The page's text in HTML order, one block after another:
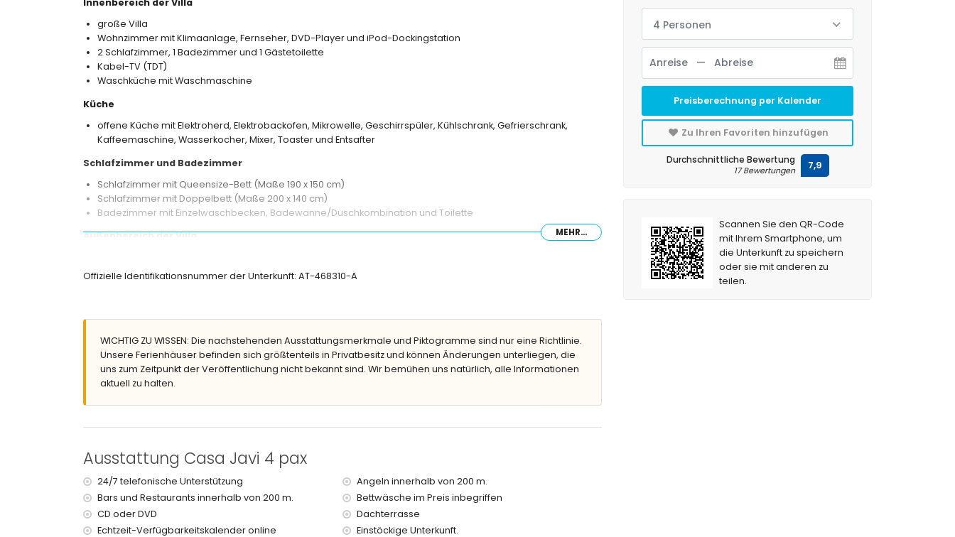
Innenbereich der Villa
große Villa
Wohnzimmer mit Klimaanlage, Fernseher, DVD-Player und iPod-Dockingstation
2 Schlafzimmer, 1 Badezimmer und 1 Gästetoilette
Kabel-TV (TDT)
Waschküche mit Waschmaschine
Küche
offene Küche mit Elektroherd, Elektrobackofen, Mikrowelle, Geschirrspüler, Kühlschrank, Gefrierschrank,
Kaffeemaschine, Wasserkocher, Mixer, Toaster und Entsafter
Schlafzimmer und Badezimmer
Schlafzimmer mit Queensize-Bett (Maße 190 x 150 cm)
Schlafzimmer mit Doppelbett (Maße 200 x 140 cm)
Badezimmer mit Einzelwaschbecken, Badewanne/Duschkombination und Toilette
Außenbereich der Villa
privater Pool mit einer Größe von 6 m x 3 m und 2 m Tiefe
Dachterrasse
Weitere Informationen
nächste Stadt: Jávea (innerhalb von 2 Kilometern von der Villa)
nächster Hafen: Nou Fontana, Jávea (innerhalb von 200 Metern von der Villa)
zweiter nächster Flughafen: Valencia (> 100 Kilometer)
öffentliche Verkehrsmittel in der Nähe: Bus innerhalb von 100 Metern
Haustiere sind nicht erlaubt
Die Unterkunft ist sehr geeignet für Familien mit Kindern
Einrichtungen und Dienstleistungen, die im Mietpreis der Villa enthalten sind
MEHR...
Offizielle Identifikationsnummer der Unterkunft: AT-468310-A
WICHTIG ZU WISSEN: Die nachstehenden Ausstattungsmerkmale und Piktogramme sind nur eine Richtlinie.
Unsere Ferienhäuser befinden sich größtenteils in Privatbesitz und können Änderungen unterliegen, die
uns zum Zeitpunkt der Veröffentlichung nicht bekannt sind. Wir bemühen uns natürlich, alle Informationen
aktuell zu halten.
Ausstattung Casa Javi 4 pax
24/7 telefonische Unterstützung
Angeln innerhalb von 200 m.
Bars und Restaurants innerhalb von 200 m.
Bettwäsche im Preis inbegriffen
CD oder DVD
Dachterrasse
Echtzeit-Verfügbarkeitskalender online
Einstöckige Unterkunft.
4 Personen
Preisberechnung per Kalender
Zu Ihren Favoriten hinzufügen
Durchschnittliche Bewertung
17 Bewertungen 7,9
Scannen Sie den QR-Code
mit Ihrem Smartphone, um
die Unterkunft zu speichern
oder sie mit anderen zu
teilen.